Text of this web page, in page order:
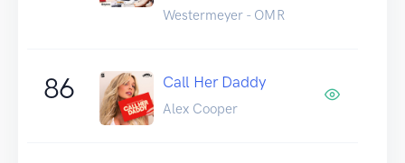
Westermeyer - OMR
86 Call Her Daddy
Alex Cooper